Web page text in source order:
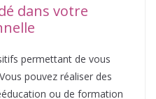
dans votre
permettant de vous
pouvez réaliser des
ou de formation